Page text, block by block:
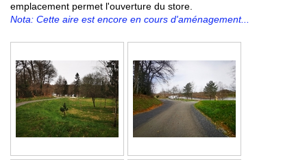
emplacement permet l'ouverture du store.
Nota: Cette aire est encore en cours d'aménagement...